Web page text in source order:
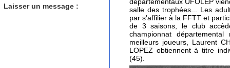
salle des trophées... Les
par s'affilier à la FFTT et
de 3 saisons, le club
championnat
meilleurs joueurs, Laurent
LOPEZ obtiennent à titre
(45).
Laisser un message :